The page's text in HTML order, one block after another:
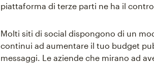
piattaforma di terze parti ne ha il
Molti siti di social dispongono di un
continui ad aumentare il tuo budget
messaggi. Le aziende che mirano ad